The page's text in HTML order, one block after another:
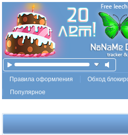
Правила оформления
Обход
Популярное